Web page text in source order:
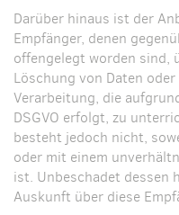
Darüber hinaus ist der
Empfänger, denen
offengelegt worden sind,
Löschung von Daten
Verarbeitung, die
DSGVO erfolgt, zu
besteht jedoch nicht,
oder mit einem
ist. Unbeschadet dessen
Auskunft über diese